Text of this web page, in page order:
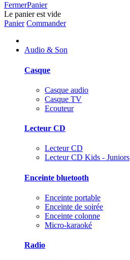
FermerPanier
Le panier est vide
Panier Commander
Audio & Son
Casque
Casque audio
Casque TV
Ecouteur
Lecteur CD
Lecteur CD
Lecteur CD Kids - Juniors
Enceinte bluetooth
Enceinte portable
Enceinte de soirée
Enceinte colonne
Micro-karaoké
Radio